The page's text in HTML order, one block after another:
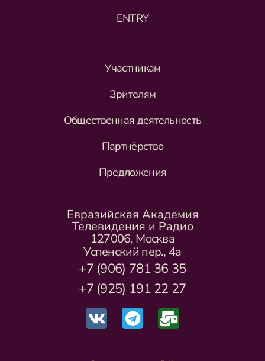
ENTRY
Участникам
Зрителям
Общественная деятельность
Партнёрство
Предложения
Евразийская Академия
Телевидения и Радио
127006, Москва
Успенский пер., 4а
+7 (906) 781 36 35
+7 (925) 191 22 27